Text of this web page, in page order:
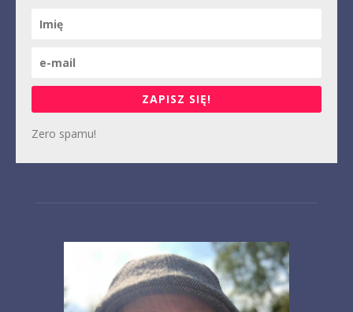
ZAPISZ SIĘ!
Zero spamu!